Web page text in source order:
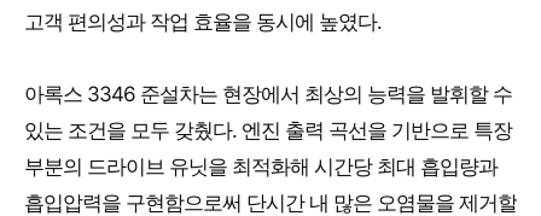
고객 편의성과 작업 효율을 동시에 높였다.
아록스 3346 준설차는 현장에서 최상의 능력을 발휘할 수
있는 조건을 모두 갖췄다. 엔진 출력 곡선을 기반으로 특장
부분의 드라이브 유닛을 최적화해 시간당 최대 흡입량과
흡입압력을 구현함으로써 단시간 내 많은 오염물을 제거할